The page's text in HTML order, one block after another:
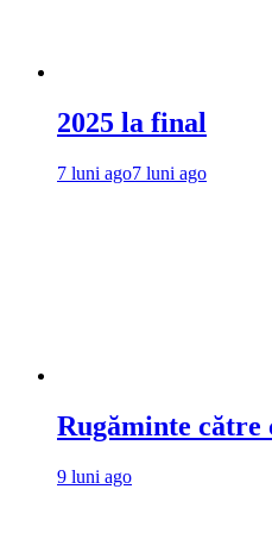
2025 la final
7 luni ago7 luni ago
Rugăminte
9 luni ago